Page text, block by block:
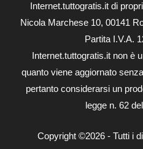
Internet.tuttogratis.it di
Nicola Marchese 10, 00141
Partita I.V.A.
Internet.tuttogratis.it non è
quanto viene aggiornato
pertanto considerarsi un
legge n. 62
Copyright ©2026 - Tutti i